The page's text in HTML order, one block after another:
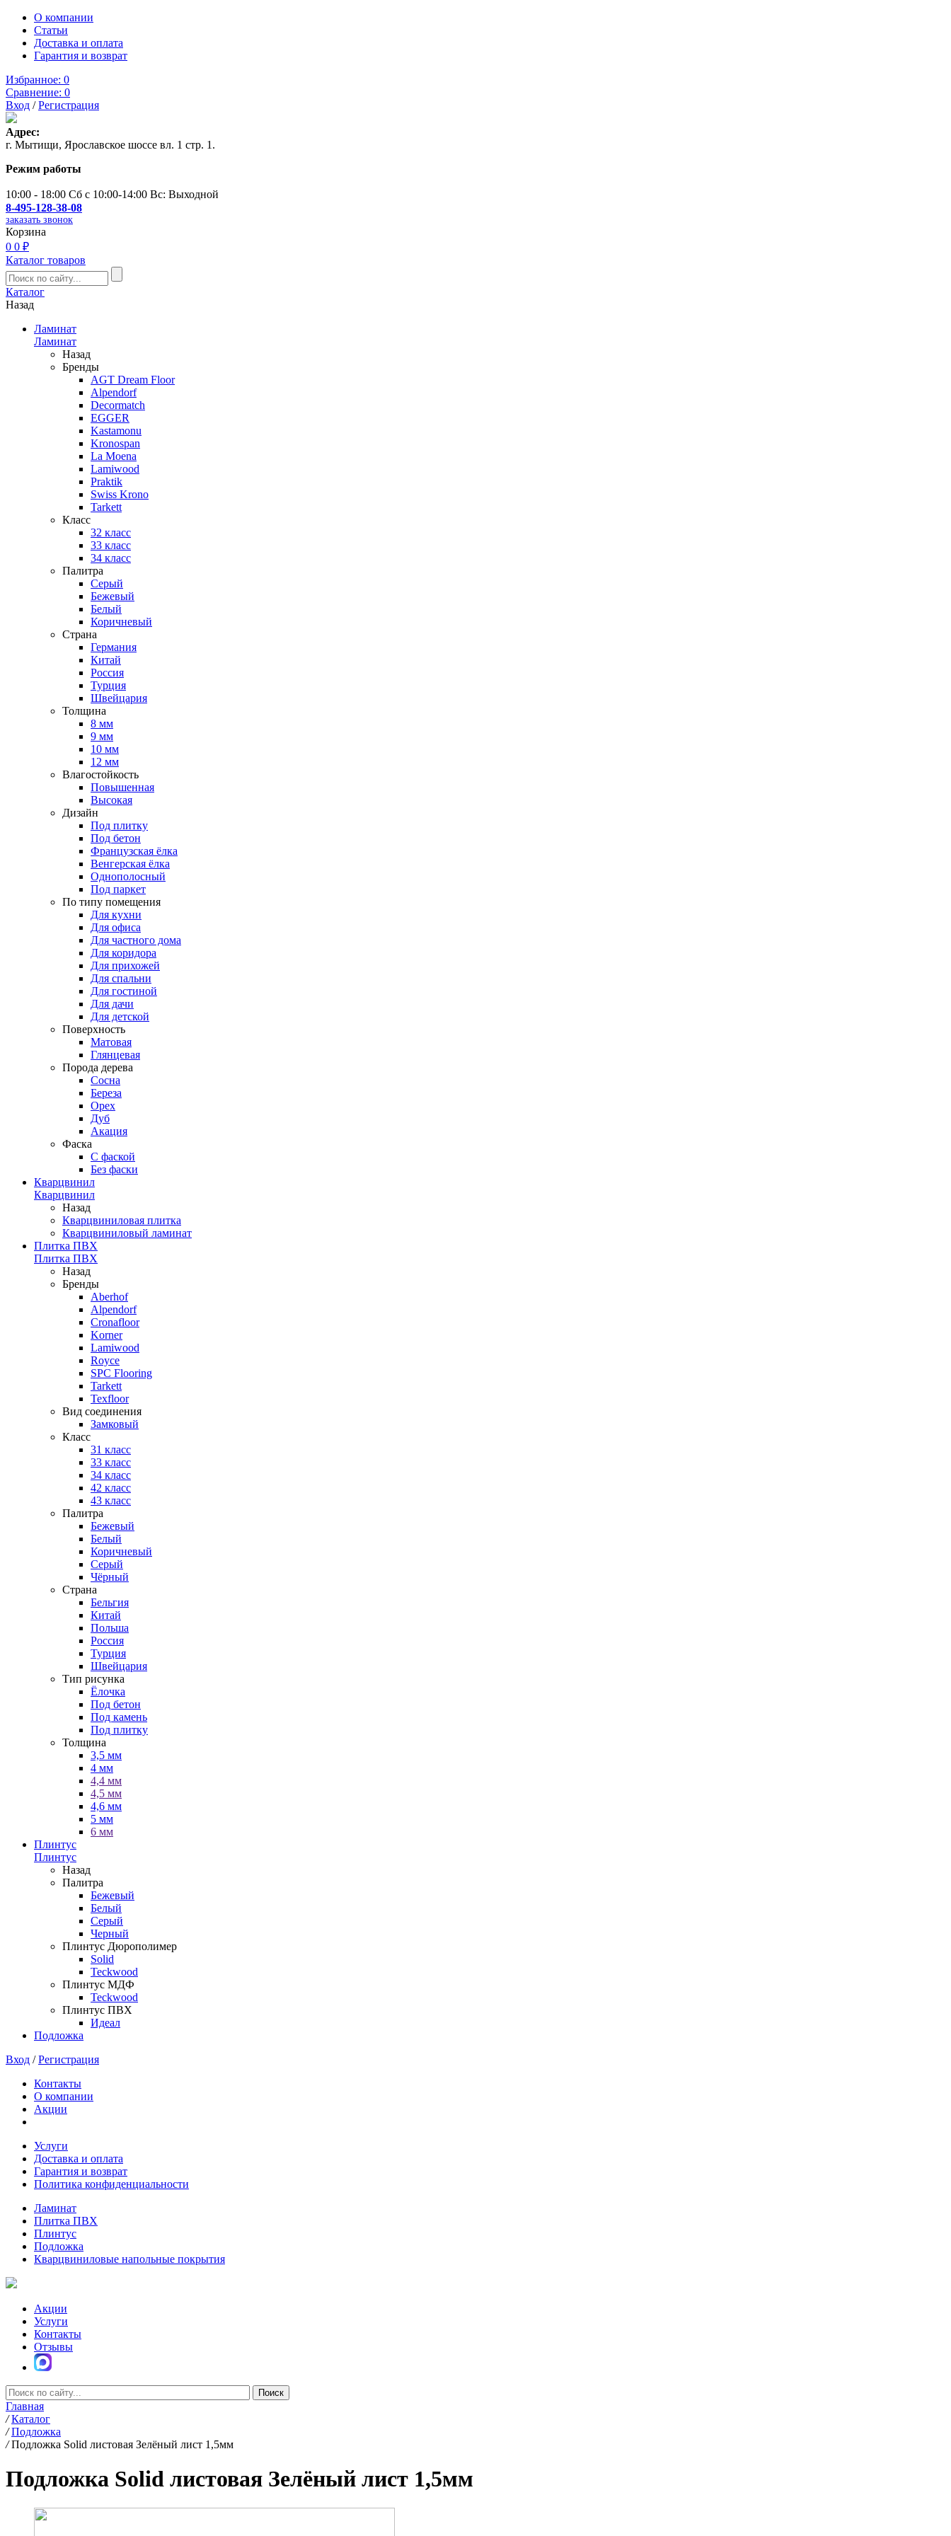
О компании
Статьи
Доставка и оплата
Гарантия и возврат
Избранное: 0
Сравнение: 0
Вход /Регистрация
Адрес:
г. Мытищи, Ярославское шоссе вл. 1 стр. 1.
Режим работы
10:00 - 18:00 Сб с 10:00-14:00 Вс: Выходной
8-495-128-38-08
заказать звонок
Корзина
0 0 ₽
Каталог товаров
Каталог
Назад
Ламинат
Ламинат
Назад
Бренды
AGT Dream Floor
Alpendorf
Decormatch
EGGER
Kastamonu
Kronospan
La Moena
Lamiwood
Praktik
Swiss Krono
Tarkett
Класс
32 класс
33 класс
34 класс
Палитра
Серый
Бежевый
Белый
Коричневый
Страна
Германия
Китай
Россия
Турция
Швейцария
Толщина
8 мм
9 мм
10 мм
12 мм
Влагостойкость
Повышенная
Высокая
Дизайн
Под плитку
Под бетон
Французская ёлка
Венгерская ёлка
Однополосный
Под паркет
По типу помещения
Для кухни
Для офиса
Для частного дома
Для коридора
Для прихожей
Для спальни
Для гостиной
Для дачи
Для детской
Поверхность
Матовая
Глянцевая
Порода дерева
Сосна
Береза
Орех
Дуб
Акация
Фаска
С фаской
Без фаски
Кварцвинил
Кварцвинил
Назад
Кварцвиниловая плитка
Кварцвиниловый ламинат
Плитка ПВХ
Плитка ПВХ
Назад
Бренды
Aberhof
Alpendorf
Cronafloor
Korner
Lamiwood
Royce
SPC Flooring
Tarkett
Texfloor
Вид соединения
Замковый
Класс
31 класс
33 класс
34 класс
42 класс
43 класс
Палитра
Бежевый
Белый
Коричневый
Серый
Чёрный
Страна
Бельгия
Китай
Польша
Россия
Турция
Швейцария
Тип рисунка
Ёлочка
Под бетон
Под камень
Под плитку
Толщина
3,5 мм
4 мм
4,4 мм
4,5 мм
4,6 мм
5 мм
6 мм
Плинтус
Плинтус
Назад
Палитра
Бежевый
Белый
Серый
Черный
Плинтус Дюрополимер
Solid
Teckwood
Плинтус МДФ
Teckwood
Плинтус ПВХ
Идеал
Подложка
Вход /Регистрация
Контакты
О компании
Акции
Услуги
Доставка и оплата
Гарантия и возврат
Политика конфиденциальности
Ламинат
Плитка ПВХ
Плинтус
Подложка
Кварцвиниловые напольные покрытия
Акции
Услуги
Контакты
Отзывы
Главная
/ Каталог
/ Подложка
/ Подложка Solid листовая Зелёный лист 1,5мм
Подложка Solid листовая Зелёный лист 1,5мм